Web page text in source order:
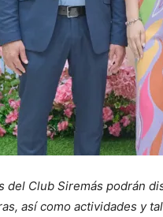
del Club Siremás podrán
así como actividades y